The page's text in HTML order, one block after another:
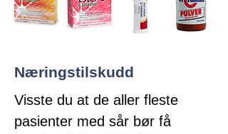
Næringstilskudd
Visste du at de aller fleste
pasienter med sår bør få